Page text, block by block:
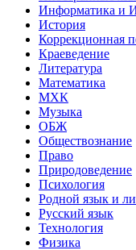
Информатика и
История
Коррекционная
Краеведение
Литература
Математика
МХК
Музыка
ОБЖ
Обществознание
Право
Природоведение
Психология
Родной язык и
Русский язык
Технология
Физика